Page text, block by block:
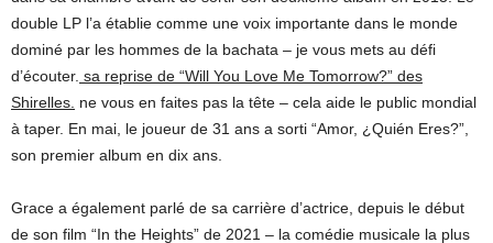
double LP l’a établie comme une voix importante dans le monde
dominé par les hommes de la bachata – je vous mets au défi
d’écouter. sa reprise de “Will You Love Me Tomorrow?” des
Shirelles. ne vous en faites pas la tête – cela aide le public mondial
à taper. En mai, le joueur de 31 ans a sorti “Amor, ¿Quién Eres?”,
son premier album en dix ans.
Grace a également parlé de sa carrière d’actrice, depuis le début
de son film “In the Heights” de 2021 – la comédie musicale la plus